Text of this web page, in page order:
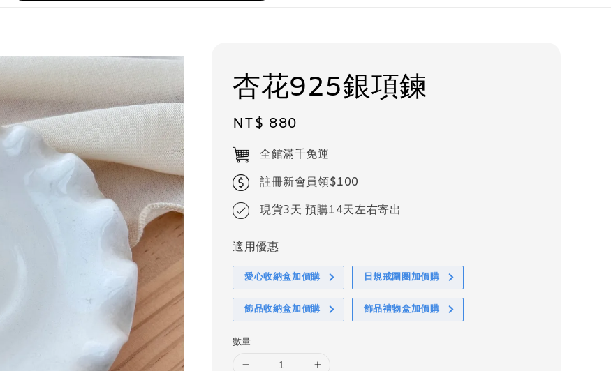
杏花925銀項鍊
Regular
price
NT$ 880
全館滿千免運
註冊新會員領$100
現貨3天 預購14天左右寄出
適用優惠
愛心收納盒加價購 日規戒圍圈加價購
飾品收納盒加價購 飾品禮物盒加價購
數量